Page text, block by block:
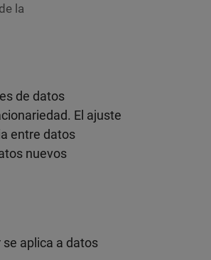
la
de datos
El ajuste
entre datos
nuevos
aplica a datos